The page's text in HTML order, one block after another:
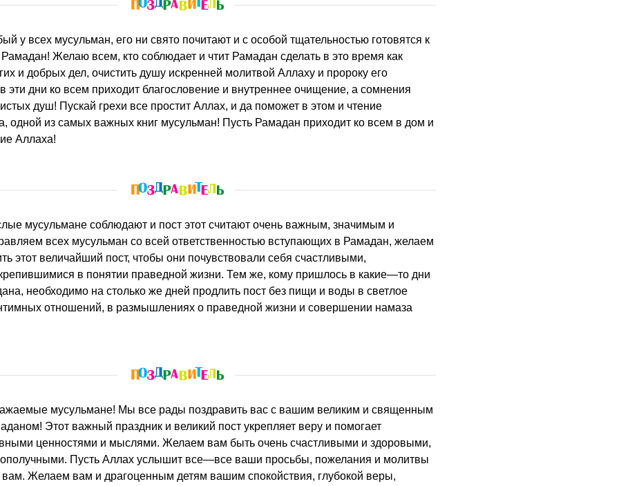
Рамадан! Желаю всем, кто соблюдает и чтит Рамадан сделать в это время как
и добрых дел, очистить душу искренней молитвой Аллаху и пророку его
эти дни ко всем приходит благословение и внутреннее очищение, а сомнения
душ! Пускай грехи все простит Аллах, и да поможет в этом и чтение
одной из самых важных книг мусульман! Пусть Рамадан приходит ко всем в дом и
Аллаха!
всех мусульман со всей ответственностью вступающих в Рамадан, желаем
этот величайший пост, чтобы они почувствовали себя счастливыми,
в понятии праведной жизни. Тем же, кому пришлось в какие—то дни
необходимо на столько же дней продлить пост без пищи и воды в светлое
отношений, в размышлениях о праведной жизни и совершении намаза
Этот важный праздник и великий пост укрепляет веру и помогает
ценностями и мыслями. Желаем вам быть очень счастливыми и здоровыми,
Пусть Аллах услышит все—все ваши просьбы, пожелания и молитвы
Желаем вам и драгоценным детям вашим спокойствия, глубокой веры,